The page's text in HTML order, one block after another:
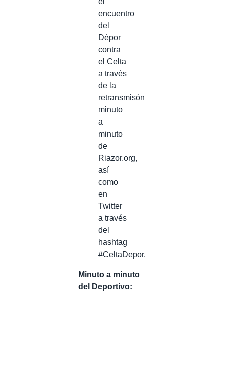
encuentro
del
Dépor
contra
el Celta
a través
de la
retransmisón
minuto
a
minuto
de
Riazor.org,
así
como
en
Twitter
a través
del
hashtag
#CeltaDepor.
Minuto a minuto
del Deportivo: